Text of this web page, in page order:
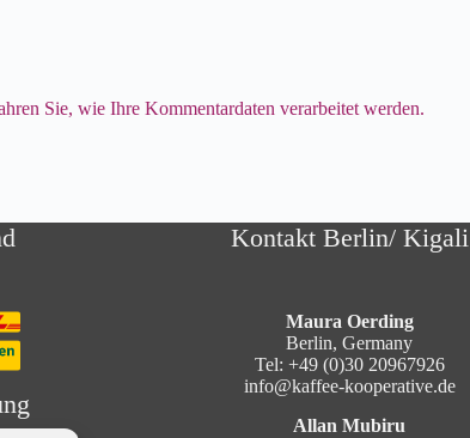
Sie, wie Ihre Kommentardaten verarbeitet werden.
Kontakt Berlin/ Kigali
Maura Oerding
Berlin, Germany
Tel: +49 (0)30 20967926
info@kaffee-kooperative.de
Allan Mubiru